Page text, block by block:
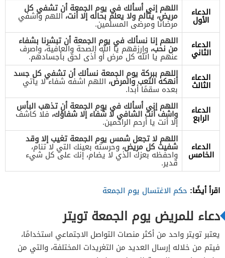
الدعاء
الأول
اللهم إني أسألك في يوم الجمعة أن تشفي كل
مريض، يتألم ولا يعلم بحاله إلا أنت،اللهم واشفي
مرضانا ومرضى المسلمين.
الدعاء
الثاني
اللهم إنا نسألك في يوم الجمعة أن تبشرنا بشفاء
من نحب، وارزقهم يا الله الصحة والعافية، واصرف
عنهم يا الله كل مرض أو أذى لحق بأجسادهم.
الدعاء
الثالث
اللهم ببركة يوم الجمعة نسألك أن تشفي كل جسد
أنهكه التعب والمرض، اللهم اشفه شفاء لا يأتي
بعده سقمًا أبدا.
الدعاء
الرابع
اللهم إني أسألك في يوم الجمعة أن تذهب البأس
واشف أنت الشافي لا شفاء إلا شفاؤك، فلا كاشف
إلا أنت يا أرحم الراحمين.
الدعاء
الخامس
اللهم لا تجعل شمس يوم الجمعة تغيب إلا وقد
شفيت كل مريض، وحرسته بعينك التي لا تنام،
واحفظه بعزك الذي لا يضام، إنك على كل شيء
قدير.
اقرأ أيضًا: حكم الاغتسال يوم الجمعة
دعاء للمريض يوم الجمعة تويتر
يعتبر تويتر واحد من أكثر منصات التواصل الاجتماعي استخدامًا،
فيتم من خلاله إرسال العديد من التغريدات المختلفة، والتي من